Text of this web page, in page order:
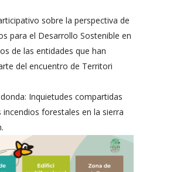
sobre la perspectiva de
para el Desarrollo Sostenible en
de las entidades que han
del encuentro de Territori
Inquietudes compartidas
forestales en la sierra